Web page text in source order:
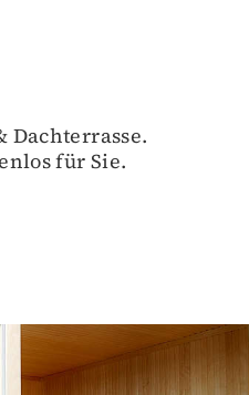
Dachterrasse.
für Sie.